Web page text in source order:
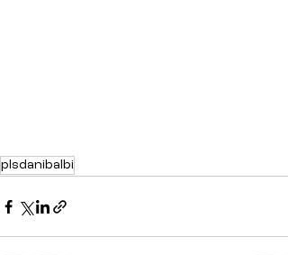
plsdanibalbi